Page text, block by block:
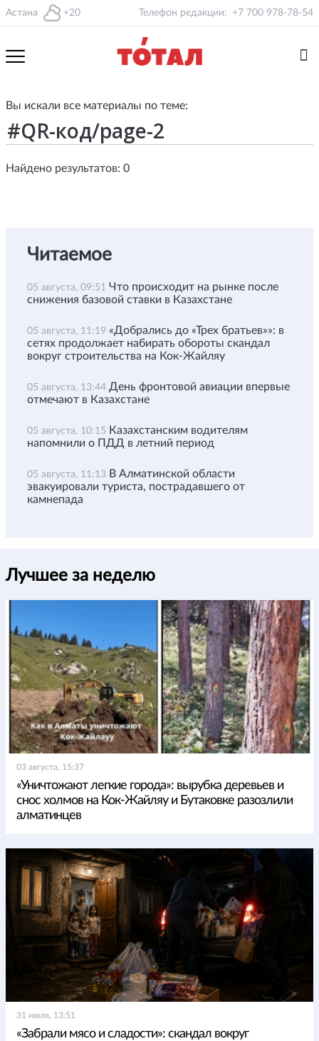
Астана +20 Телефон редакции: +7 700 978-78-54
Вы искали все материалы по теме:
Найдено результатов: 0
Читаемое
05 августа, 09:51 Что происходит на рынке после
снижения базовой ставки в Казахстане
05 августа, 11:19 «Добрались до «Трех братьев»»: в
сетях продолжает набирать обороты скандал
вокруг строительства на Кок-Жайляу
05 августа, 13:44 День фронтовой авиации впервые
отмечают в Казахстане
05 августа, 10:15 Казахстанским водителям
напомнили о ПДД в летний период
05 августа, 11:13 В Алматинской области
эвакуировали туриста, пострадавшего от
камнепада
Лучшее за неделю
03 августа, 15:37
«Уничтожают легкие города»: вырубка деревьев и
снос холмов на Кок-Жайляу и Бутаковке разозлили
алматинцев
31 июля, 13:51
«Забрали мясо и сладости»: скандал вокруг